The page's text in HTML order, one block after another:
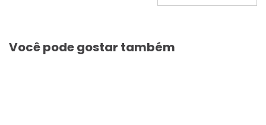
Você pode gostar também